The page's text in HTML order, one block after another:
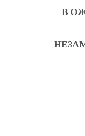
В